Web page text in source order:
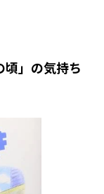
頃」の気持ち